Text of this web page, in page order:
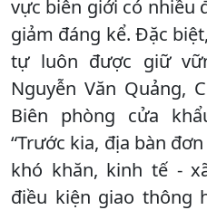
vực biên giới có nhiều
giảm đáng kể. Đặc
tự luôn được giữ
Nguyễn Văn Quảng,
Biên phòng cửa
“Trước kia, địa bàn
khó khăn, kinh tế -
điều kiện giao thông